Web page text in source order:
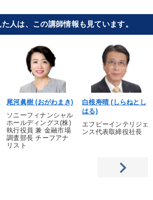
人は、この講師情報も見ています。
尾河眞樹 (おがわまき)
ソニーフィナンシャル
ホールディングス(株)
執行役員 兼 金融市場
調査部長 チーフアナ
リスト
白根寿晴 (しらねとし
はる)
エフピーインテリジェ
ンス代表取締役社長